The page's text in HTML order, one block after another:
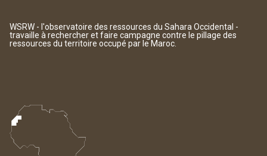
WSRW - l'observatoire des ressources du Sahara Occidental -
travaille à rechercher et faire campagne contre le pillage des
ressources du territoire occupé par le Maroc.